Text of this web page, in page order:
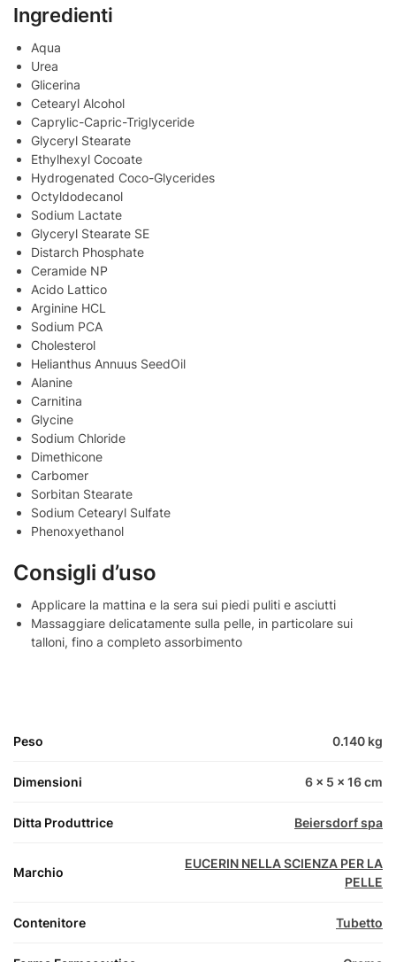
Ingredienti
Aqua
Urea
Glicerina
Cetearyl Alcohol
Caprylic-Capric-Triglyceride
Glyceryl Stearate
Ethylhexyl Cocoate
Hydrogenated Coco-Glycerides
Octyldodecanol
Sodium Lactate
Glyceryl Stearate SE
Distarch Phosphate
Ceramide NP
Acido Lattico
Arginine HCL
Sodium PCA
Cholesterol
Helianthus Annuus SeedOil
Alanine
Carnitina
Glycine
Sodium Chloride
Dimethicone
Carbomer
Sorbitan Stearate
Sodium Cetearyl Sulfate
Phenoxyethanol
Consigli d’uso
Applicare la mattina e la sera sui piedi puliti e asciutti
Massaggiare delicatamente sulla pelle, in particolare sui
talloni, fino a completo assorbimento
Peso 0.140 kg
Dimensioni 6 × 5 × 16 cm
Ditta Produttrice Beiersdorf spa
Marchio
EUCERIN NELLA SCIENZA PER LA
PELLE
Contenitore Tubetto